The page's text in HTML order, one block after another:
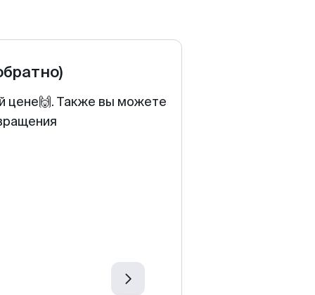
цене🙌. Также вы можете